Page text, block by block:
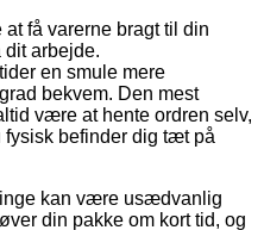
få varerne bragt til din
arbejde.
en smule mere
bekvem. Den mest
være at hente ordren selv,
fysisk befinder dig tæt på
kan være usædvanlig
din pakke om kort tid, og